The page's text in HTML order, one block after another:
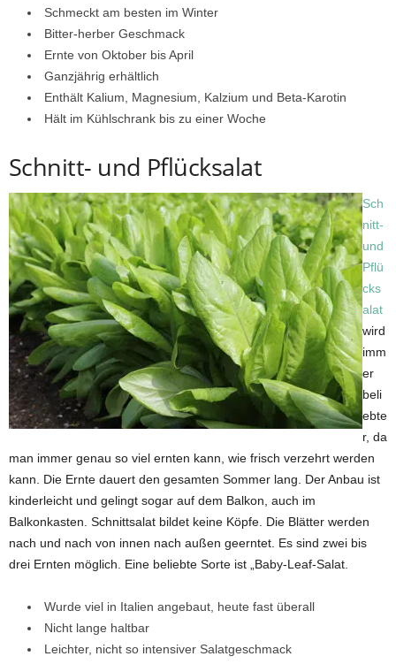
Schmeckt am besten im Winter
Bitter-herber Geschmack
Ernte von Oktober bis April
Ganzjährig erhältlich
Enthält Kalium, Magnesium, Kalzium und Beta-Karotin
Hält im Kühlschrank bis zu einer Woche
Schnitt- und Pflücksalat
Sch
nitt-
und
Pflü
cks
alat
wird
imm
er
beli
ebte
r, da
man immer genau so viel ernten kann, wie frisch verzehrt werden
kann. Die Ernte dauert den gesamten Sommer lang. Der Anbau ist
kinderleicht und gelingt sogar auf dem Balkon, auch im
Balkonkasten. Schnittsalat bildet keine Köpfe. Die Blätter werden
nach und nach von innen nach außen geerntet. Es sind zwei bis
drei Ernten möglich. Eine beliebte Sorte ist „Baby-Leaf-Salat.
Wurde viel in Italien angebaut, heute fast überall
Nicht lange haltbar
Leichter, nicht so intensiver Salatgeschmack